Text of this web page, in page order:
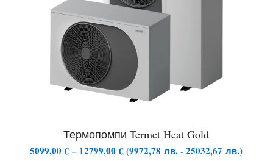
Термопомпи Termet Heat Gold
5099,00€ – 12799,00€Price
(9972,78лв. -25032,67лв.)